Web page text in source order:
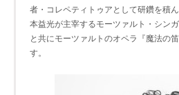
者・コレペティトゥアとして研鑽を積
本益光が主宰するモーツァルト・シン
と共にモーツァルトのオペラ『魔法の
す。